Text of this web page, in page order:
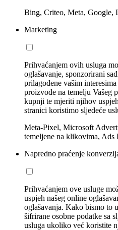
Bing, Criteo, Meta, Google,
Marketing
Prihvaćanjem ovih usluga
oglašavanje, sponzorirani
prilagođene vašim
proizvode na temelju Vašeg
kupnji te mjeriti njihov
stranici koristimo sljedeće
Meta-Pixel, Microsoft
temeljene na klikovima, Ads
Napredno praćenje
Prihvaćanjem ove usluge
uspjeh našeg online
oglašavanja. Kako bismo to
šifrirane osobne podatke sa
usluga ukoliko već koristite